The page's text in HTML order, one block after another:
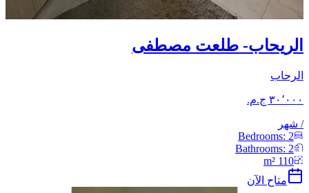
الريحاب- طلعت مصطفى
الرحاب
/ شهر
Bedrooms: 2
Bathrooms: 2
110
متاح الآن